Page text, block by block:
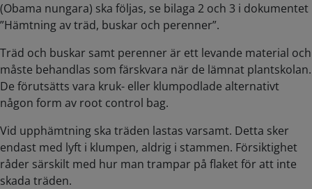
(Obama nungara) ska följas, se bilaga 2 och 3 i dokumentet
”Hämtning av träd, buskar och perenner”.
Träd och buskar samt perenner är ett levande material och
måste behandlas som färskvara när de lämnat plantskolan.
De förutsätts vara kruk- eller klumpodlade alternativt
någon form av root control bag.
Vid upphämtning ska träden lastas varsamt. Detta sker
endast med lyft i klumpen, aldrig i stammen. Försiktighet
råder särskilt med hur man trampar på flaket för att inte
skada träden.